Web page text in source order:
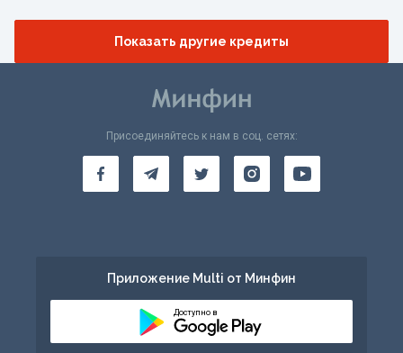
Показать другие кредиты
Присоединяйтесь к нам в соц. сетях:
Приложение Multi от Минфин
Доступно в